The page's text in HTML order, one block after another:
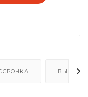
ВЫЗОВ